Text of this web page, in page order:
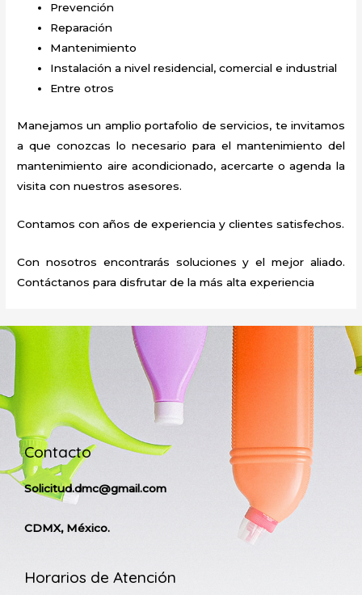
Prevención
Reparación
Mantenimiento
Instalación a nivel residencial, comercial e industrial
Entre otros
Manejamos un amplio portafolio de servicios, te invitamos
a que conozcas lo necesario para el mantenimiento del
mantenimiento aire acondicionado, acercarte o agenda la
visita con nuestros asesores.
Contamos con años de experiencia y clientes satisfechos.
Con nosotros encontrarás soluciones y el mejor aliado.
Contáctanos para disfrutar de la más alta experiencia
Contacto
Solicitud.dmc@gmail.com
CDMX, México.
Horarios de Atención